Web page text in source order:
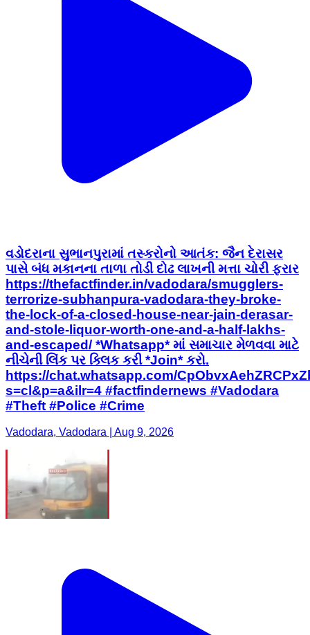
વડોદરાના સુભાનપુરામાં તસ્કરોનો આતંક: જૈન દેરાસર
પાસે બંધ મકાનના તાળા તોડી દોઢ લાખની મત્તા ચોરી ફરાર
https://thefactfinder.in/vadodara/smugglers-
terrorize-subhanpura-vadodara-they-broke-
the-lock-of-a-closed-house-near-jain-derasar-
and-stole-liquor-worth-one-and-a-half-lakhs-
and-escaped/ *Whatsapp* માં સમાચાર મેળવવા માટે
નીચેની લિંક પર ક્લિક કરી *Join* કરો.
https://chat.whatsapp.com/
s=cl&p=a&ilr=4 #factfindernews #Vadodara
#Theft #Police #Crime
Vadodara, Vadodara | Aug 9, 2026